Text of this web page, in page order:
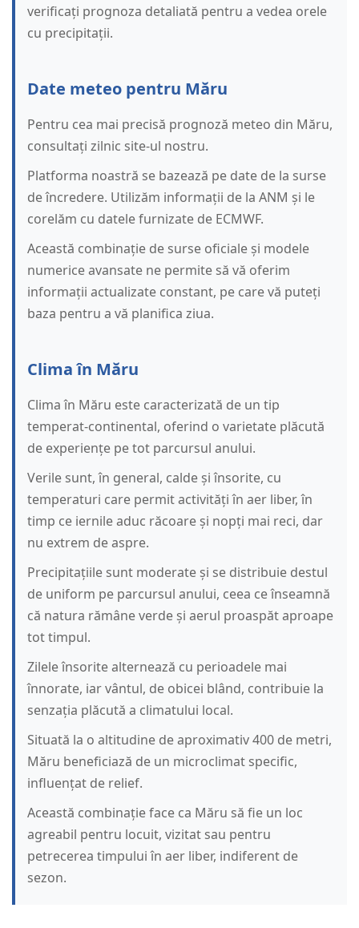
verificați prognoza detaliată pentru a vedea orele
cu precipitații.
Date meteo pentru Măru
Pentru cea mai precisă prognoză meteo din Măru,
consultați zilnic site-ul nostru.
Platforma noastră se bazează pe date de la surse
de încredere. Utilizăm informații de la ANM și le
corelăm cu datele furnizate de ECMWF.
Această combinație de surse oficiale și modele
numerice avansate ne permite să vă oferim
informații actualizate constant, pe care vă puteți
baza pentru a vă planifica ziua.
Clima în Măru
Clima în Măru este caracterizată de un tip
temperat-continental, oferind o varietate plăcută
de experiențe pe tot parcursul anului.
Verile sunt, în general, calde și însorite, cu
temperaturi care permit activități în aer liber, în
timp ce iernile aduc răcoare și nopți mai reci, dar
nu extrem de aspre.
Precipitațiile sunt moderate și se distribuie destul
de uniform pe parcursul anului, ceea ce înseamnă
că natura rămâne verde și aerul proaspăt aproape
tot timpul.
Zilele însorite alternează cu perioadele mai
înnorate, iar vântul, de obicei blând, contribuie la
senzația plăcută a climatului local.
Situată la o altitudine de aproximativ 400 de metri,
Măru beneficiază de un microclimat specific,
influențat de relief.
Această combinație face ca Măru să fie un loc
agreabil pentru locuit, vizitat sau pentru
petrecerea timpului în aer liber, indiferent de
sezon.